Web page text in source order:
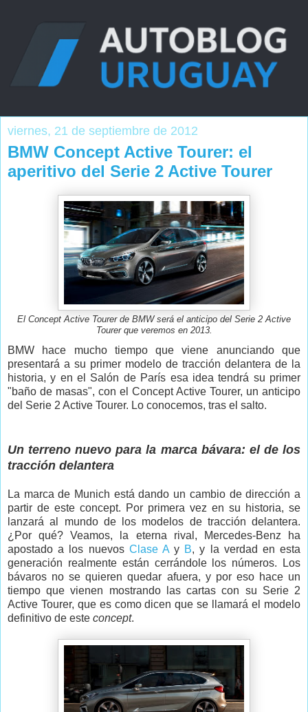
viernes, 21 de septiembre de 2012
BMW Concept Active Tourer: el
aperitivo del Serie 2 Active Tourer
El Concept Active Tourer de BMW será el anticipo del Serie 2 Active
Tourerque veremos en 2013.
BMW hace mucho tiempo que viene anunciando que
presentará a su primer modelo de tracción delantera de la
historia, y en el Salón de París esa idea tendrá su primer
"baño de masas", con el Concept Active Tourer, un anticipo
del Serie 2 Active Tourer. Lo conocemos, tras el salto.
Un terreno nuevo para la marca bávara: el de los
tracción delantera
La marca de Munich está dando un cambio de dirección a
partir de este concept. Por primera vez en su historia, se
lanzará al mundo de los modelos de tracción delantera.
¿Por qué? Veamos, la eterna rival, Mercedes-Benz ha
apostado a los nuevos Clase Ay B, y la verdad en esta
generación realmente están cerrándole los números. Los
bávaros no se quieren quedar afuera, y por eso hace un
tiempo que vienen mostrando las cartas con su Serie 2
Active Tourer, que es como dicen que se llamará el modelo
definitivo de este concept.